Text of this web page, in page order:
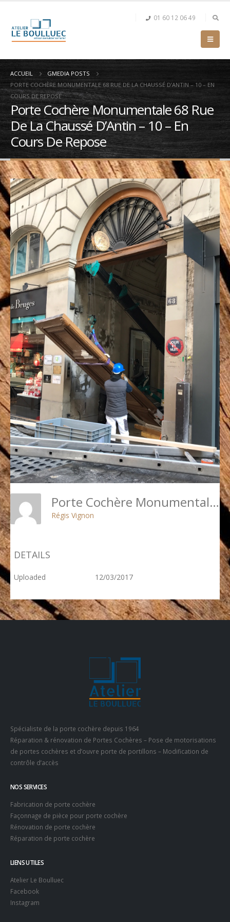
01 60 12 06 49
ACCUEIL
GMEDIA POSTS
PORTE COCHÈRE MONUMENTALE 68 RUE DE LA CHAUSSÉ D’ANTIN – 10 – EN
COURS DE REPOSE
Porte Cochère Monumentale 68 Rue
De La Chaussé D’Antin – 10 – En
Cours De Repose
Porte Cochère Monumentale 68 Rue De La Chaussé D’Antin - 10 - En Cours De Repose
Régis Vignon
DETAILS
Uploaded 12/03/2017
Spécialiste de la porte cochère depuis 1964
Réparation & rénovation de Portes Cochères – Pose de motorisations
de portes cochères et d’ouvre porte de portillons – Modification de
contrôle d’accès
NOS SERVICES
Fabrication de porte cochère
Façonnage de pièce pour porte cochère
Rénovation de porte cochère
Réparation de porte cochère
LIENS UTILES
Atelier Le Boulluec
Facebook
Instagram